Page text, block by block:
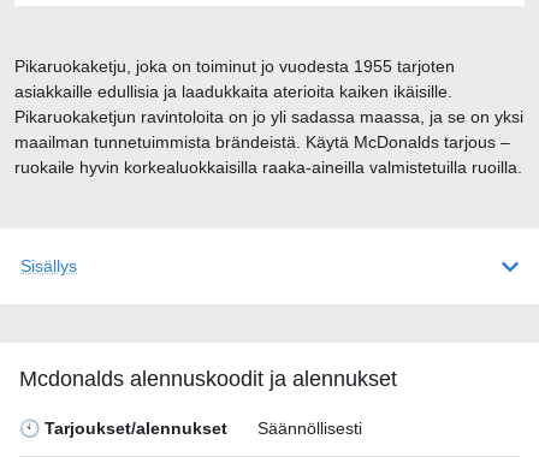
Sisällys
Mcdonalds alennuskoodit ja alennukset
🕙 Tarjoukset/alennukset Säännöllisesti
Pikaruokaketju, joka on toiminut jo vuodesta 1955 tarjoten
asiakkaille edullisia ja laadukkaita aterioita kaiken ikäisille.
Pikaruokaketjun ravintoloita on jo yli sadassa maassa, ja se on yksi
maailman tunnetuimmista brändeistä. Käytä McDonalds tarjous –
ruokaile hyvin korkealuokkaisilla raaka-aineilla valmistetuilla ruoilla.